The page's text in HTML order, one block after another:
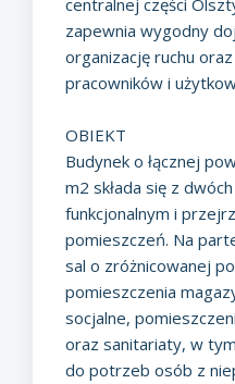
centralnej części
zapewnia wygodny
organizację ruchu
pracowników i
OBIEKT
Budynek o łącznej
m2 składa się z
funkcjonalnym i
pomieszczeń. Na
sal o zróżnicowanej
pomieszczenia
socjalne,
oraz sanitariaty, w
do potrzeb osób z